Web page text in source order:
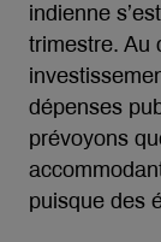
indienne
trimestre. Au
dépenses
prévoyons
puisque des